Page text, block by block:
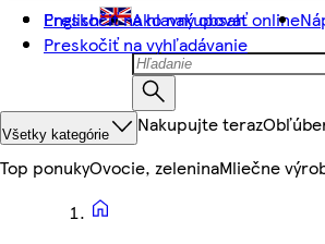
Preskočiť na hlavný obsah
Preskočiť na vyhľadávanie
English Ako nakupovať online
Všetky kategórie Nakupujte teraz
Top ponukyOvocie, zeleninaMliečne